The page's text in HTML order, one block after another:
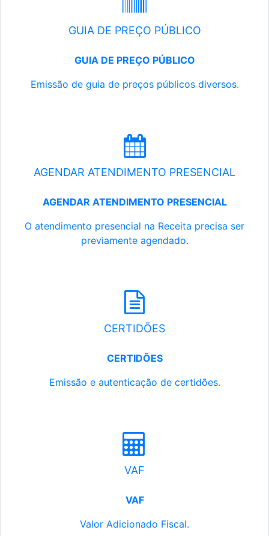
GUIA DE PREÇO PÚBLICO
GUIA DE PREÇO PÚBLICO
Emissão de guia de preços públicos diversos.
AGENDAR ATENDIMENTO PRESENCIAL
AGENDAR ATENDIMENTO PRESENCIAL
O atendimento presencial na Receita precisa ser
previamente agendado.
CERTIDÕES
CERTIDÕES
Emissão e autenticação de certidões.
VAF
VAF
Valor Adicionado Fiscal.